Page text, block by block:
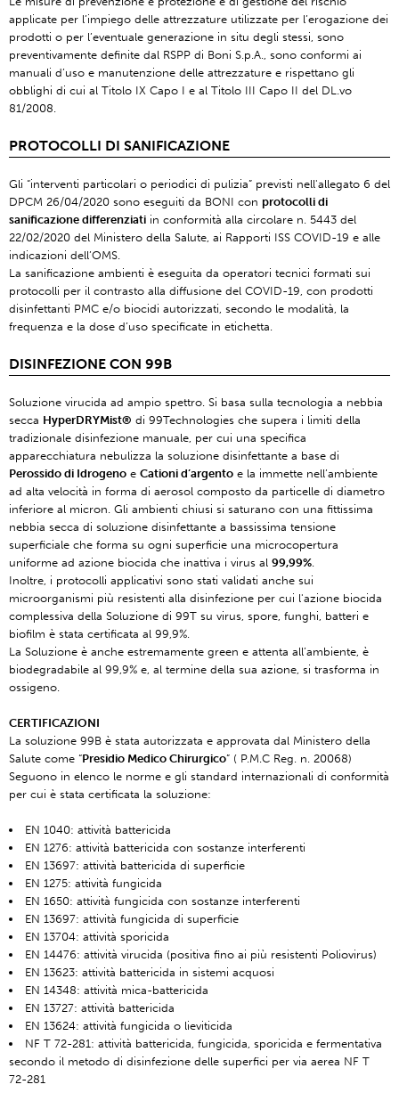
applicate per l’impiego delle attrezzature utilizzate per l’erogazione dei
prodotti o per l’eventuale generazione in situ degli stessi, sono
preventivamente definite dal RSPP di Boni S.p.A., sono conformi ai
manuali d’uso e manutenzione delle attrezzature e rispettano gli
obblighi di cui al Titolo IX Capo I e al Titolo III Capo II del DL.vo
81/2008.
PROTOCOLLI DI SANIFICAZIONE
Gli “interventi particolari o periodici di pulizia” previsti nell'allegato 6 del
DPCM 26/04/2020 sono eseguiti da BONI con protocolli di
sanificazione differenziati in conformità alla circolare n. 5443 del
22/02/2020 del Ministero della Salute, ai Rapporti ISS COVID-19 e alle
indicazioni dell’OMS.
La sanificazione ambienti è eseguita da operatori tecnici formati sui
protocolli per il contrasto alla diffusione del COVID-19, con prodotti
disinfettanti PMC e/o biocidi autorizzati, secondo le modalità, la
frequenza e la dose d’uso specificate in etichetta.
DISINFEZIONE CON 99B
Soluzione virucida ad ampio spettro. Si basa sulla tecnologia a nebbia
secca HyperDRYMist® di 99Technologies che supera i limiti della
tradizionale disinfezione manuale, per cui una specifica
apparecchiatura nebulizza la soluzione disinfettante a base di
Perossido di Idrogeno e Cationi d’argento e la immette nell’ambiente
ad alta velocità in forma di aerosol composto da particelle di diametro
inferiore al micron. Gli ambienti chiusi si saturano con una fittissima
nebbia secca di soluzione disinfettante a bassissima tensione
superficiale che forma su ogni superficie una microcopertura
uniforme ad azione biocida che inattiva i virus al 99,99%.
Inoltre, i protocolli applicativi sono stati validati anche sui
microorganismi più resistenti alla disinfezione per cui l'azione biocida
complessiva della Soluzione di 99T su virus, spore, funghi, batteri e
biofilm è stata certificata al 99,9%.
La Soluzione è anche estremamente green e attenta all’ambiente, è
biodegradabile al 99,9% e, al termine della sua azione, si trasforma in
ossigeno.
CERTIFICAZIONI
La soluzione 99B è stata autorizzata e approvata dal Ministero della
Salute come “Presidio Medico Chirurgico” ( P.M.C Reg. n. 20068)
Seguono in elenco le norme e gli standard internazionali di conformità
per cui è stata certificata la soluzione:
EN 1040: attività battericida
EN 1276: attività battericida con sostanze interferenti
EN 13697: attività battericida di superficie
EN 1275: attività fungicida
EN 1650: attività fungicida con sostanze interferenti
EN 13697: attività fungicida di superficie
EN 13704: attività sporicida
EN 14476: attività virucida (positiva fino ai più resistenti Poliovirus)
EN 13623: attività battericida in sistemi acquosi
EN 14348: attività mica-battericida
EN 13727: attività battericida
EN 13624: attività fungicida o lieviticida
NF T 72-281: attività battericida, fungicida, sporicida e fermentativa
secondo il metodo di disinfezione delle superfici per via aerea NF T
72-281